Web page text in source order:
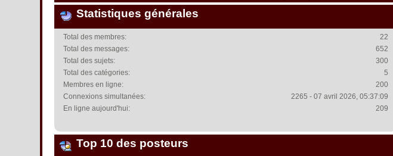
Statistiques générales
Total des membres:
22
Total des messages:
652
Total des sujets:
300
Total des catégories:
5
Membres en ligne:
200
Connexions simultanées:
2265 - 07 avril 2026, 05:37:09
En ligne aujourd'hui:
209
Top 10 des posteurs